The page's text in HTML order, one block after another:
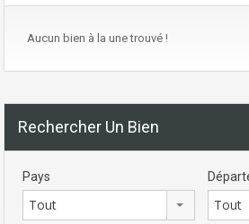
Aucun bien à la une trouvé !
Rechercher Un Bien
Pays
Tout Tout